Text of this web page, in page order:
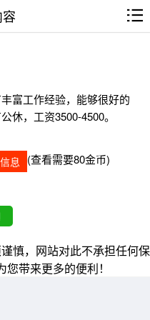
富工作经验，能够很好的
休，工资3500-4500。
息 (查看需要80金币)
慎，网站对此不承担任何保
带来更多的便利！